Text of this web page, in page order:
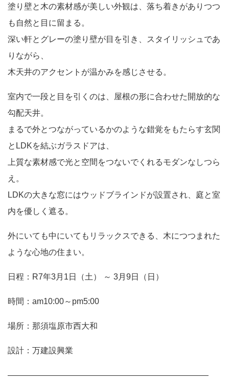
塗り壁と木の素材感が美しい外観は、落ち着きがありつつ
も自然と目に留まる。
深い軒とグレーの塗り壁が目を引き、スタイリッシュであ
りながら、
木天井のアクセントが温かみを感じさせる。
室内で一段と目を引くのは、屋根の形に合わせた開放的な
勾配天井。
まるで外とつながっているかのような錯覚をもたらす玄関
とLDKを結ぶガラスドアは、
上質な素材感で光と空間をつないでくれるモダンなしつら
え。
LDKの大きな窓にはウッドブラインドが設置され、庭と室
内を優しく遮る。
外にいても中にいてもリラックスできる、木につつまれた
ような心地の住まい。
日程：R7年3月1日（土） ～ 3月9日（日）
時間：am10:00～pm5:00
場所：那須塩原市西大和
設計：万建設興業
————————————————————————–